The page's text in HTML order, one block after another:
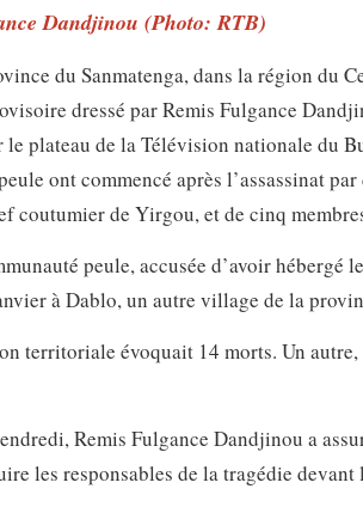
Dandjinou (Photo: RTB)
du Sanmatenga, dans la région du
dressé par Remis Fulgance
plateau de la Télévision nationale du
ont commencé après l’assassinat
coutumier de Yirgou, et de cinq
peule, accusée d’avoir hébergé
à Dablo, un autre village de la
territoriale évoquait 14 morts. Un
Remis Fulgance Dandjinou a
les responsables de la tragédie devant